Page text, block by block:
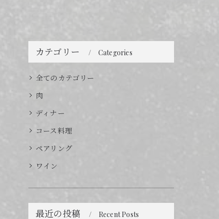
カテゴリー Categories
全てのカテゴリー
肉
ディナー
コース料理
ペアリング
ワイン
最近の投稿 Recent Posts